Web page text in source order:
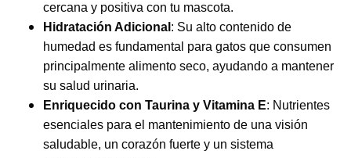
cercana y positiva con tu mascota.
Hidratación Adicional : Su alto contenido de
humedad es fundamental para gatos que consumen
principalmente alimento seco, ayudando a mantener
su salud urinaria.
Enriquecido con Taurina y Vitamina E: Nutrientes
esenciales para el mantenimiento de una visión
saludable, un corazón fuerte y un sistema